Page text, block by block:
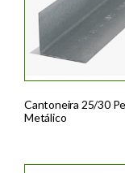
Cantoneira 25/30
Metálico